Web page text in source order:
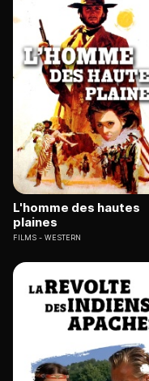
L'homme des hautes
plaines
FILMS WESTERN